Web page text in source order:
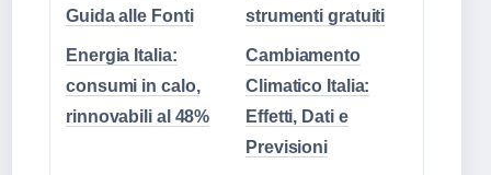
Guida alle Fonti
strumenti gratuiti
Energia Italia:
consumi in calo,
rinnovabili al 48%
Cambiamento
Climatico Italia:
Effetti, Dati e
Previsioni